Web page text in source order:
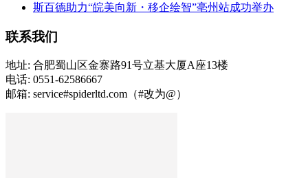
斯百德助力“皖美向新・移企绘智”亳州站成功举办
联系我们
地址: 合肥蜀山区金寨路91号立基大厦A座13楼
电话: 0551-62586667
邮箱: service#spiderltd.com（#改为@）